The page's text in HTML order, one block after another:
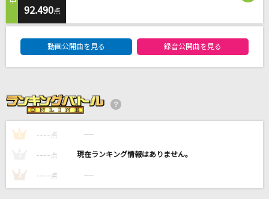
ふたりの世界
[生音]月光浴
ヨルシカ
[生音]Here,There And Everywhere [ヒア・ゼ
ア・アンド・エヴリホエア]
クスシキ
Mrs. GREEN APPLE
92.490点
動画公開曲を見る 録音公開曲を見る
1 ---- 点 ----
---- 点 ----
3 ---- 点 ----